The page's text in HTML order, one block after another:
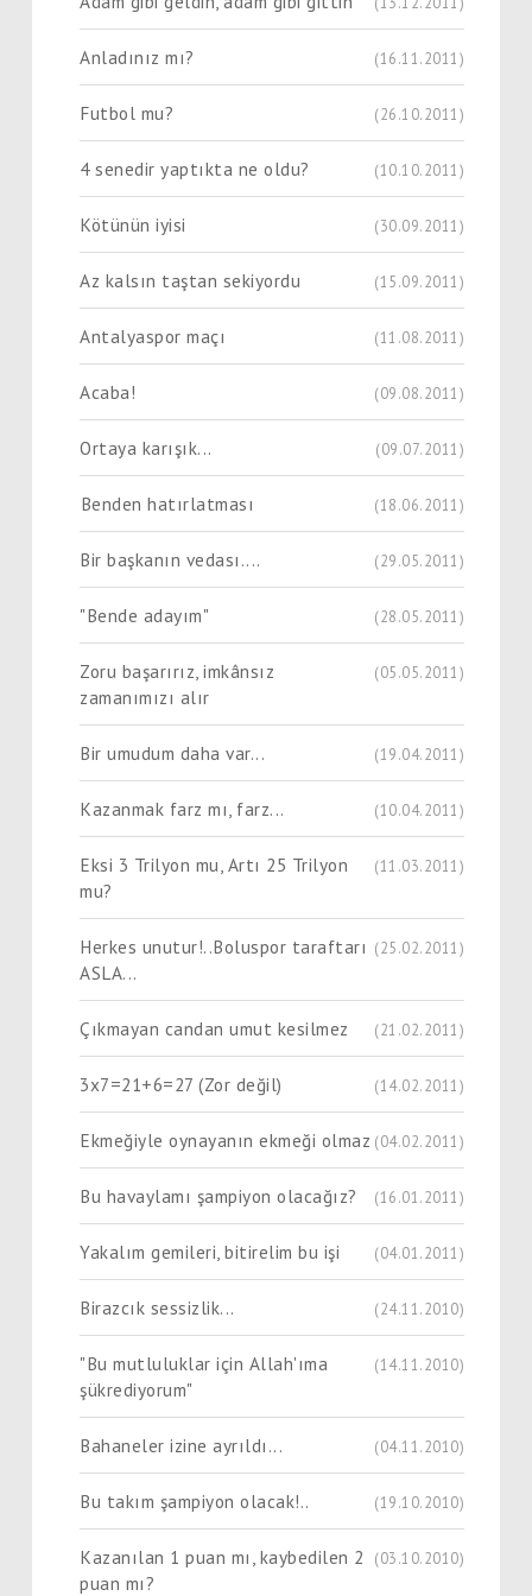
Anladınız mı? (16.11.2011)
Futbol mu? (26.10.2011)
4 senedir yaptıkta ne oldu? (10.10.2011)
Kötünün iyisi (30.09.2011)
Az kalsın taştan sekiyordu (15.09.2011)
Antalyaspor maçı (11.08.2011)
Acaba! (09.08.2011)
Ortaya karışık... (09.07.2011)
Benden hatırlatması (18.06.2011)
Bir başkanın vedası.... (29.05.2011)
"Bende adayım" (28.05.2011)
Zoru başarırız, imkânsız
zamanımızı alır
(05.05.2011)
Bir umudum daha var... (19.04.2011)
Kazanmak farz mı, farz... (10.04.2011)
Eksi 3 Trilyon mu, Artı 25 Trilyon
mu?
(11.03.2011)
Herkes unutur!..Boluspor taraftarı
ASLA...
(25.02.2011)
Çıkmayan candan umut kesilmez (21.02.2011)
3x7=21+6=27 (Zor değil) (14.02.2011)
Ekmeğiyle oynayanın ekmeği olmaz (04.02.2011)
Bu havaylamı şampiyon olacağız? (16.01.2011)
Yakalım gemileri, bitirelim bu işi (04.01.2011)
Birazcık sessizlik... (24.11.2010)
"Bu mutluluklar için Allah'ıma
şükrediyorum"
(14.11.2010)
Bahaneler izine ayrıldı... (04.11.2010)
Bu takım şampiyon olacak!.. (19.10.2010)
Kazanılan 1 puan mı, kaybedilen 2
puan mı?
(03.10.2010)